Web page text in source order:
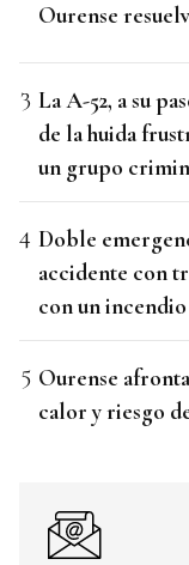
Ourense
La A-52, a su
de la huida
un grupo
Doble
accidente con
con un incendio
Ourense
calor y riesgo